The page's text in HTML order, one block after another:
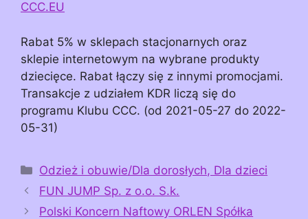
CCC.EU
Rabat 5% w sklepach stacjonarnych oraz
sklepie internetowym na wybrane produkty
dziecięce. Rabat łączy się z innymi promocjami.
Transakcje z udziałem KDR liczą się do
programu Klubu CCC. (od 2021-05-27 do 2022-
05-31)
Kategorie
Odzież i obuwie/Dla dorosłych, Dla dzieci
FUN JUMP Sp. z o.o. S.k.
Polski Koncern Naftowy ORLEN Spółka